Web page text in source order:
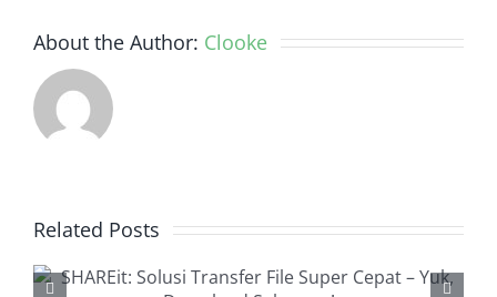
About the Author: Clooke
Related Posts
SEO Services Penting